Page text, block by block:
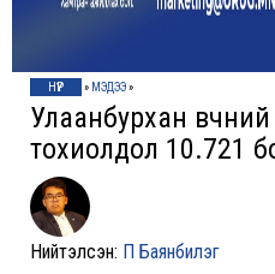
НҮҮР » МЭДЭЭ»
Улаанбурхан
тохиолдол 10.721
Нийтэлсэн: П Баянбилэг